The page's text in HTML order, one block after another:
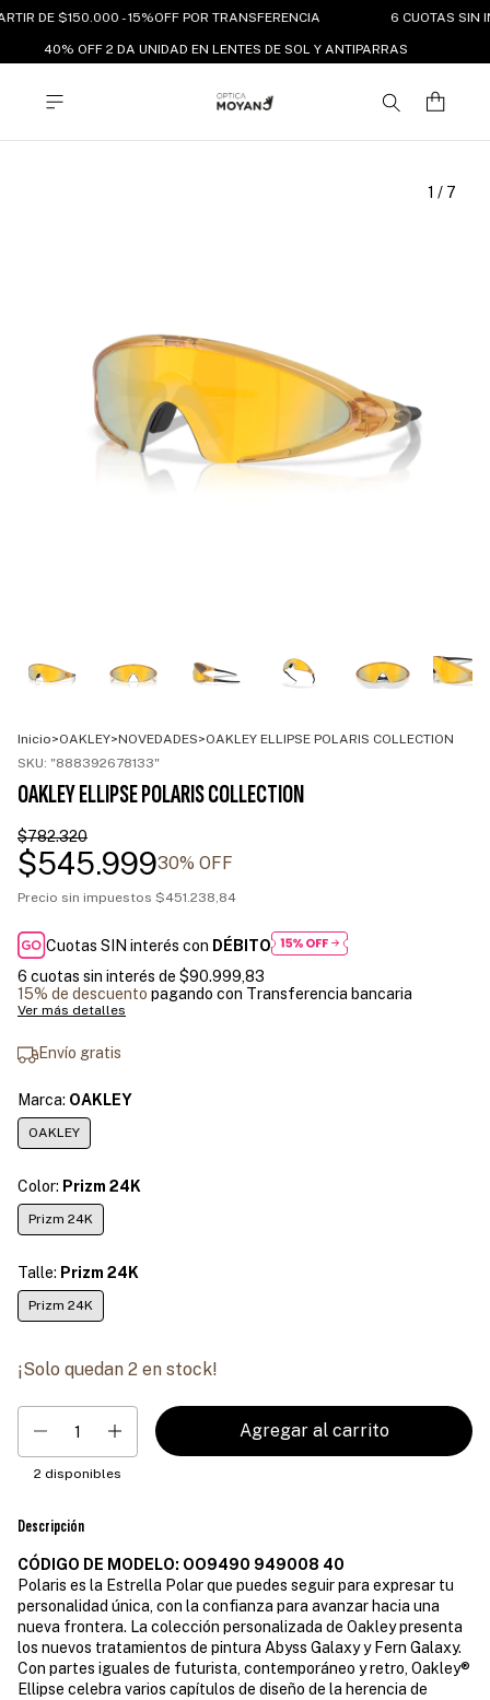
DE $150.000 - 15%OFF POR TRANSFERENCIA 6 CUOTAS SIN
40% OFF 2 DA UNIDAD EN LENTES DE SOL Y ANTIPARRAS
1 / 7
Inicio>OAKLEY>NOVEDADES>OAKLEY ELLIPSE POLARIS COLLECTION
SKU: "888392678133"
OAKLEY ELLIPSE POLARIS COLLECTION
$782.320
$545.99930% OFF
Precio sin impuestos $451.238,84
Cuotas SIN interés con DÉBITO
6 cuotas sin interés de $90.999,83
15% de descuento pagando con Transferencia bancaria
Ver más detalles
Envío gratis
Marca: OAKLEY
OAKLEY
Color: Prizm 24K
Prizm 24K
Talle: Prizm 24K
Prizm 24K
¡Solo quedan 2 en stock!
2 disponibles
Descripción
CÓDIGO DE MODELO: OO9490 949008 40
Polaris es la Estrella Polar que puedes seguir para expresar tu
personalidad única, con la confianza para avanzar hacia una
nueva frontera. La colección personalizada de Oakley presenta
los nuevos tratamientos de pintura Abyss Galaxy y Fern Galaxy.
Con partes iguales de futurista, contemporáneo y retro, Oakley®
Ellipse celebra varios capítulos de diseño de la herencia de